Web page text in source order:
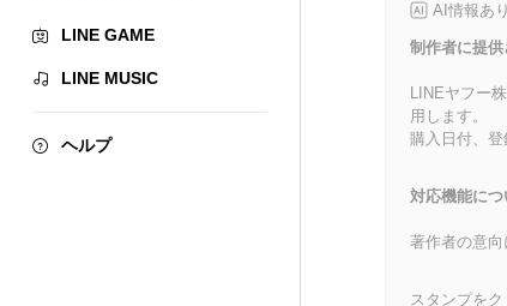
LINE GAME
LINE MUSIC
ヘルプ
AI情報あり
制作者に提
LINEヤフー
用します。
購入日付、
対応機能につ
著作者の意向
スタンプをク